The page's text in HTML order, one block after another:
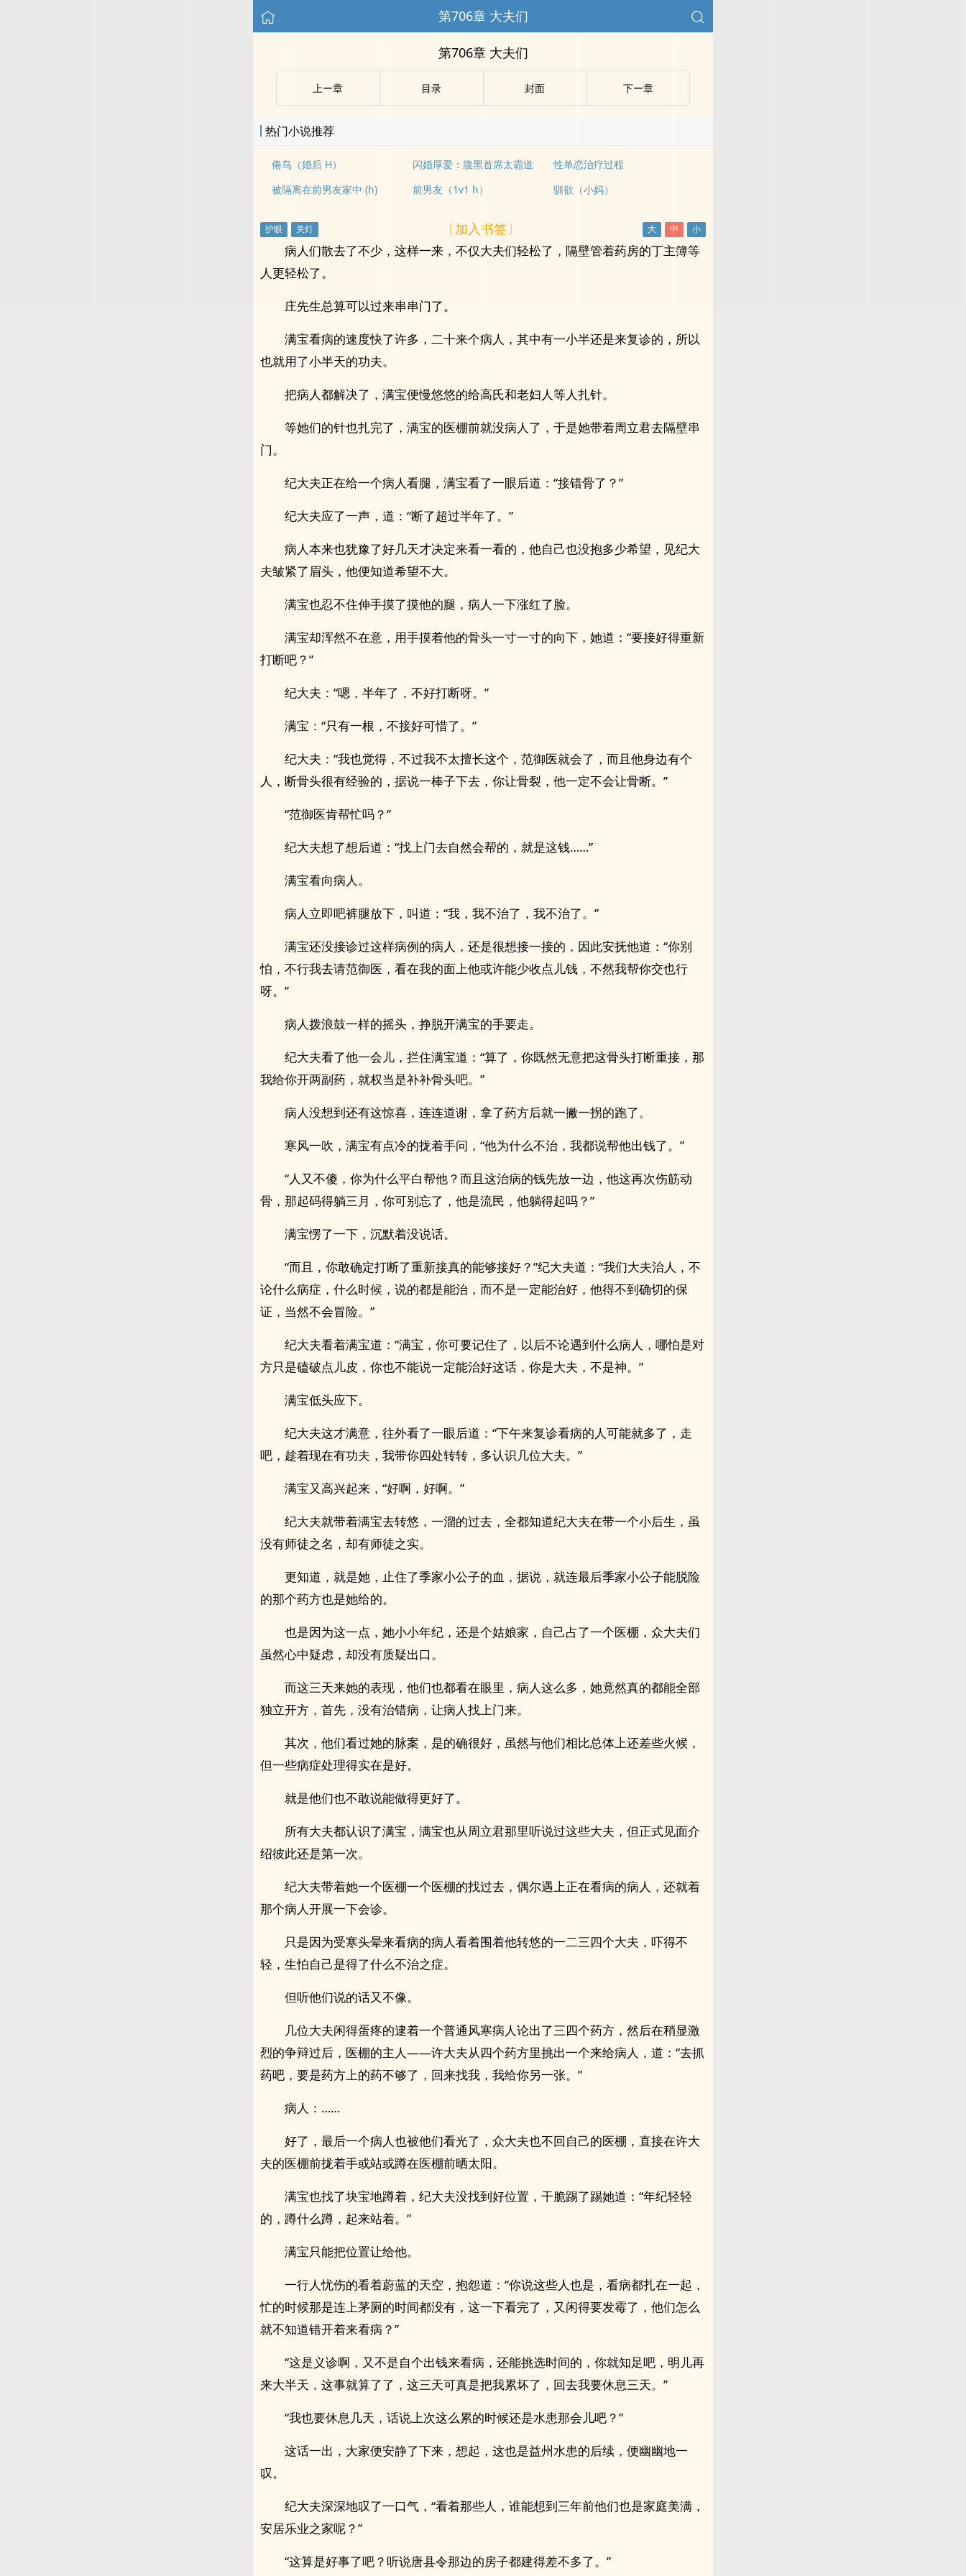
第706章 大夫们
第706章 大夫们
上ー章 目录 封面 下ー章
热门小说推荐
倦鸟（婚后 H） 闪婚厚爱：腹黑首席太霸道
性单恋治疗过程
被隔离在前男友家中 (h)
前男友（1v1 h） 驯欲（小妈）
〔加入书签〕
病人们散去了不少，这样一来，不仅大夫们轻松了，隔壁管着药房的丁主簿等
人更轻松了。
庄先生总算可以过来串串门了。
满宝看病的速度快了许多，二十来个病人，其中有一小半还是来复诊的，所以
也就用了小半天的功夫。
把病人都解决了，满宝便慢悠悠的给高氏和老妇人等人扎针。
等她们的针也扎完了，满宝的医棚前就没病人了，于是她带着周立君去隔壁串
门。
纪大夫正在给一个病人看腿，满宝看了一眼后道：“接错骨了？”
纪大夫应了一声，道：“断了超过半年了。”
病人本来也犹豫了好几天才决定来看一看的，他自己也没抱多少希望，见纪大
夫皱紧了眉头，他便知道希望不大。
满宝也忍不住伸手摸了摸他的腿，病人一下涨红了脸。
满宝却浑然不在意，用手摸着他的骨头一寸一寸的向下，她道：“要接好得重新
打断吧？”
纪大夫：“嗯，半年了，不好打断呀。”
满宝：“只有一根，不接好可惜了。”
纪大夫：“我也觉得，不过我不太擅长这个，范御医就会了，而且他身边有个
人，断骨头很有经验的，据说一棒子下去，你让骨裂，他一定不会让骨断。”
“范御医肯帮忙吗？”
纪大夫想了想后道：“找上门去自然会帮的，就是这钱……”
满宝看向病人。
病人立即吧裤腿放下，叫道：“我，我不治了，我不治了。”
满宝还没接诊过这样病例的病人，还是很想接一接的，因此安抚他道：“你别
怕，不行我去请范御医，看在我的面上他或许能少收点儿钱，不然我帮你交也行
呀。”
病人拨浪鼓一样的摇头，挣脱开满宝的手要走。
纪大夫看了他一会儿，拦住满宝道：“算了，你既然无意把这骨头打断重接，那
我给你开两副药，就权当是补补骨头吧。”
病人没想到还有这惊喜，连连道谢，拿了药方后就一撇一拐的跑了。
寒风一吹，满宝有点冷的拢着手问，“他为什么不治，我都说帮他出钱了。”
“人又不傻，你为什么平白帮他？而且这治病的钱先放一边，他这再次伤筋动
骨，那起码得躺三月，你可别忘了，他是流民，他躺得起吗？”
满宝愣了一下，沉默着没说话。
“而且，你敢确定打断了重新接真的能够接好？”纪大夫道：“我们大夫治人，不
论什么病症，什么时候，说的都是能治，而不是一定能治好，他得不到确切的保
证，当然不会冒险。”
纪大夫看着满宝道：“满宝，你可要记住了，以后不论遇到什么病人，哪怕是对
方只是磕破点儿皮，你也不能说一定能治好这话，你是大夫，不是神。”
满宝低头应下。
纪大夫这才满意，往外看了一眼后道：“下午来复诊看病的人可能就多了，走
吧，趁着现在有功夫，我带你四处转转，多认识几位大夫。”
满宝又高兴起来，“好啊，好啊。”
纪大夫就带着满宝去转悠，一溜的过去，全都知道纪大夫在带一个小后生，虽
没有师徒之名，却有师徒之实。
更知道，就是她，止住了季家小公子的血，据说，就连最后季家小公子能脱险
的那个药方也是她给的。
也是因为这一点，她小小年纪，还是个姑娘家，自己占了一个医棚，众大夫们
虽然心中疑虑，却没有质疑出口。
而这三天来她的表现，他们也都看在眼里，病人这么多，她竟然真的都能全部
独立开方，首先，没有治错病，让病人找上门来。
其次，他们看过她的脉案，是的确很好，虽然与他们相比总体上还差些火候，
但一些病症处理得实在是好。
就是他们也不敢说能做得更好了。
所有大夫都认识了满宝，满宝也从周立君那里听说过这些大夫，但正式见面介
绍彼此还是第一次。
纪大夫带着她一个医棚一个医棚的找过去，偶尔遇上正在看病的病人，还就着
那个病人开展一下会诊。
只是因为受寒头晕来看病的病人看着围着他转悠的一二三四个大夫，吓得不
轻，生怕自己是得了什么不治之症。
但听他们说的话又不像。
几位大夫闲得蛋疼的逮着一个普通风寒病人论出了三四个药方，然后在稍显激
烈的争辩过后，医棚的主人——许大夫从四个药方里挑出一个来给病人，道：“去抓
药吧，要是药方上的药不够了，回来找我，我给你另一张。”
病人：……
好了，最后一个病人也被他们看光了，众大夫也不回自己的医棚，直接在许大
夫的医棚前拢着手或站或蹲在医棚前晒太阳。
满宝也找了块宝地蹲着，纪大夫没找到好位置，干脆踢了踢她道：“年纪轻轻
的，蹲什么蹲，起来站着。”
满宝只能把位置让给他。
一行人忧伤的看着蔚蓝的天空，抱怨道：“你说这些人也是，看病都扎在一起，
忙的时候那是连上茅厕的时间都没有，这一下看完了，又闲得要发霉了，他们怎么
就不知道错开着来看病？”
“这是义诊啊，又不是自个出钱来看病，还能挑选时间的，你就知足吧，明儿再
来大半天，这事就算了了，这三天可真是把我累坏了，回去我要休息三天。”
“我也要休息几天，话说上次这么累的时候还是水患那会儿吧？”
这话一出，大家便安静了下来，想起，这也是益州水患的后续，便幽幽地一
叹。
纪大夫深深地叹了一口气，“看着那些人，谁能想到三年前他们也是家庭美满，
安居乐业之家呢？”
“这算是好事了吧？听说唐县令那边的房子都建得差不多了。”